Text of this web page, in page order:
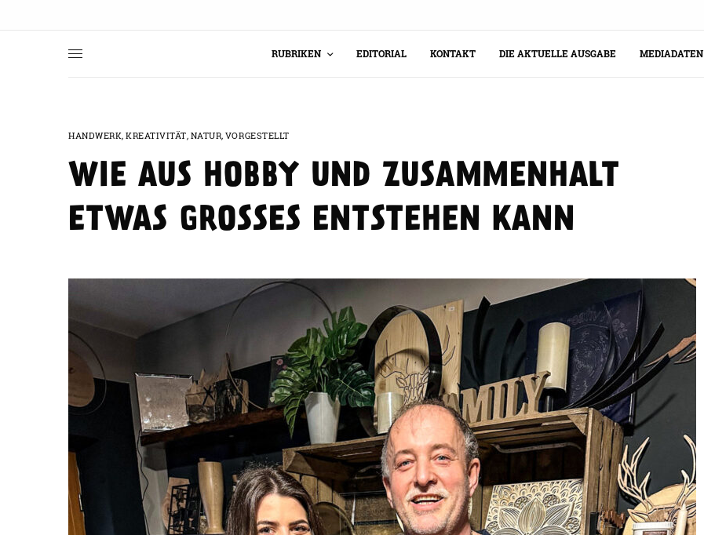
RUBRIKEN EDITORIAL KONTAKT DIE AKTUELLE AUSGABE MEDIADATEN
HANDWERK, KREATIVITÄT, NATUR, VORGESTELLT
WIE AUS HOBBY UND ZUSAMMENHALT
ETWAS GROSSES ENTSTEHEN KANN
DAS VATER-TOCHTER-DUO THERESA UND MARCO FERTIGT
HANDGEMACHTE PRODUKTE AUS HOLZ, HARZ UND VIELEN
WEITEREN MATERIALIEN IN EINER KLEINEN, HEIMISCHEN
WERKSTATT
N icht nur privat, sondern auch beruflich sind Theresa und Marco
Lorenz ein unzertrennliches Team: Vater und Tochter haben
vor drei Jahren gemeinsam ein kleines Unternehmen
gegründet. Wie es dazu kam? Marco Lorenz hatte schon immer ein